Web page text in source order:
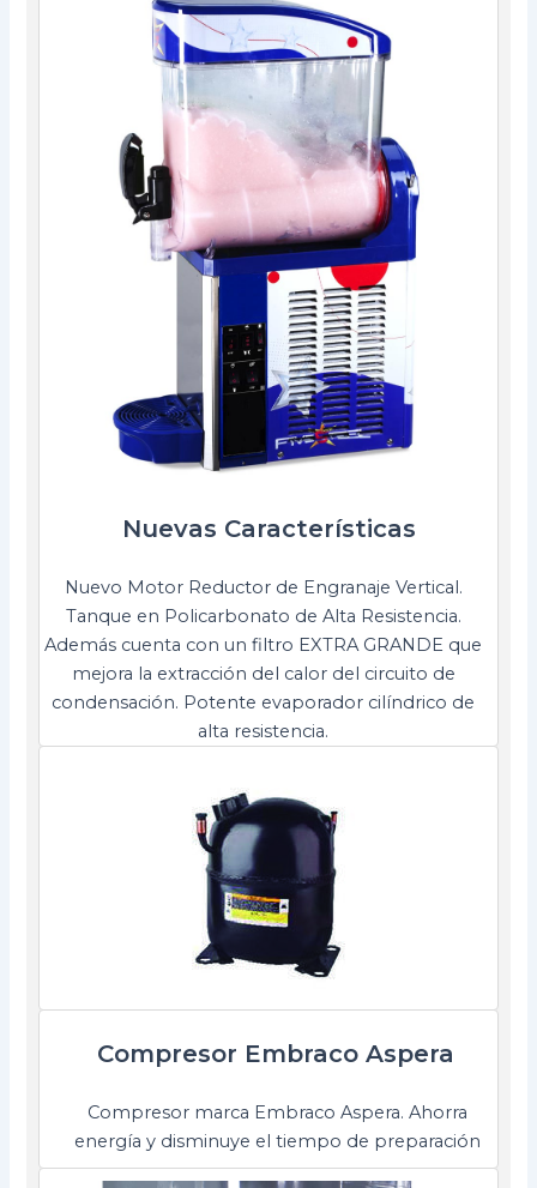
Nuevas Características
Nuevo Motor Reductor de Engranaje Vertical.
Tanque en Policarbonato de Alta Resistencia.
Además cuenta con un filtro EXTRA GRANDE que
mejora la extracción del calor del circuito de
condensación. Potente evaporador cilíndrico de
alta resistencia.
Compresor Embraco Aspera
Compresor marca Embraco Aspera. Ahorra
energía y disminuye el tiempo de preparación